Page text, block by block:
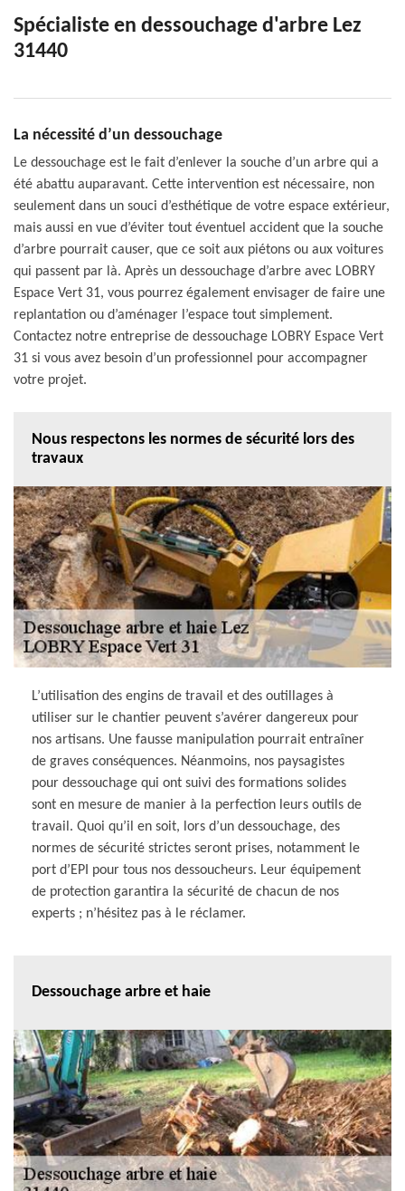
Spécialiste en dessouchage d'arbre Lez
31440
La nécessité d’un dessouchage
Le dessouchage est le fait d’enlever la souche d’un arbre qui a
été abattu auparavant. Cette intervention est nécessaire, non
seulement dans un souci d’esthétique de votre espace extérieur,
mais aussi en vue d’éviter tout éventuel accident que la souche
d’arbre pourrait causer, que ce soit aux piétons ou aux voitures
qui passent par là. Après un dessouchage d’arbre avec LOBRY
Espace Vert 31, vous pourrez également envisager de faire une
replantation ou d’aménager l’espace tout simplement.
Contactez notre entreprise de dessouchage LOBRY Espace Vert
31 si vous avez besoin d’un professionnel pour accompagner
votre projet.
Nous respectons les normes de sécurité lors des
travaux
L’utilisation des engins de travail et des outillages à
utiliser sur le chantier peuvent s’avérer dangereux pour
nos artisans. Une fausse manipulation pourrait entraîner
de graves conséquences. Néanmoins, nos paysagistes
pour dessouchage qui ont suivi des formations solides
sont en mesure de manier à la perfection leurs outils de
travail. Quoi qu’il en soit, lors d’un dessouchage, des
normes de sécurité strictes seront prises, notamment le
port d’EPI pour tous nos dessoucheurs. Leur équipement
de protection garantira la sécurité de chacun de nos
experts ; n’hésitez pas à le réclamer.
Dessouchage arbre et haie